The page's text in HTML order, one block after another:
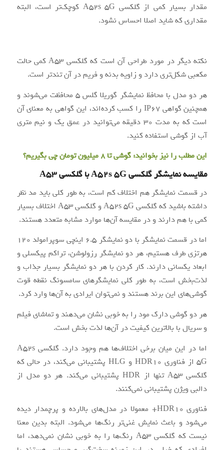
مقدار بسیار کمی از گلکسی A52s 5G کوچک‌تر است، البته
مقداری که شاید اصلا احساس نشود.
نکته دیگر در مورد طراحی آن است که گلکسی A53 کمی حالت
مکعبی شکل‌تری دارد و زاویه بدنه و فریم در آن تندتر است.
هر دو مدل با محافظ نمایشگر گوریلا گلس 5 محافظت می‌شوند و
همچنین گواهی IP67 را کسب کرده‌اند، این گواهی به معنای آن
است که به مدت 30 دقیقه می‌توانید در عمق یک و نیم متری
آب از گوشی استفاده کنید.
این مطلب را نیز بخوانید: گوشی تا 8 میلیون تومان چی بگیریم؟
مقایسه نمایشگر گلکسی A52s 5G با گلکسی A53
در قسمت نمایشگر هم اختلاف کم است، به طور کلی باید مد نظر
داشته باشید که گلکسی A52s 5G و گلکسی A53 اختلاف بسیار
کمی با هم دارند و در مقایسه آن‌ها موارد مشابه متعدد هستند.
اما در قسمت نمایشگر با دو نمایشگر 6.5 اینچی سوپرامولد 120
هرتزی طرف هستیم، هر دو نمایشگر رزولوشن، تراکم پیکسلی و
ابعاد یکسانی دارند. کار کردن با هر دو نمایشگر بسیار جذاب و
لذت‌بخش است، به طور کلی نمایشگرهای سامسونگ نقطه قوت
گوشی‌های این برند هستند و نمی‌توان ایرادی به آن‌ها وارد کرد.
هر دو گوشی دارک مود را به خوبی نشان می‌دهند و تماشای فیلم
و سریال با بالاترین کیفیت در آن‌ها لذت بخش است.
اما در این میان برخی اختلاف‌ها هم وجود دارد. گلکسی A52s
5G از فناوری HDR10 و HLG پشتیبانی می‌کند، در حالی که
گلکسی A53 تنها از HDR پشتیبانی می‌کند. هر دو مدل از
دالبی ویژن پشتیبانی نمی‌کنند.
فناوری HDR10+ معمولا در مدل‌های بالارده و پرچمدار دیده
می‌شود و باعث نمایش غنی‌تر رنگ‌ها می‌شود. البته بدین معنا
نیست که گلکسی A53 رنگ‌ها را به خوبی نشان نمی‌دهد، اما